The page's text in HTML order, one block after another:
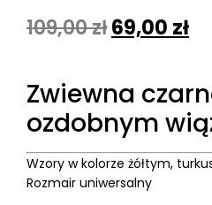
109,00zł69,00 zł
Zwiewna
ozdobnym
Wzory w kolorze żółtym,
Rozmair uniwersalny